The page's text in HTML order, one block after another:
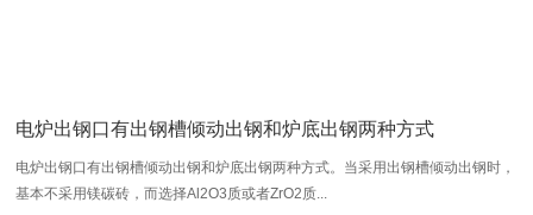
电炉出钢口有出钢槽倾动出钢和炉底出钢两种方式
电炉出钢口有出钢槽倾动出钢和炉底出钢两种方式。当采用出钢槽倾动出钢时，
基本不采用镁碳砖，而选择Al2O3质或者ZrO2质...